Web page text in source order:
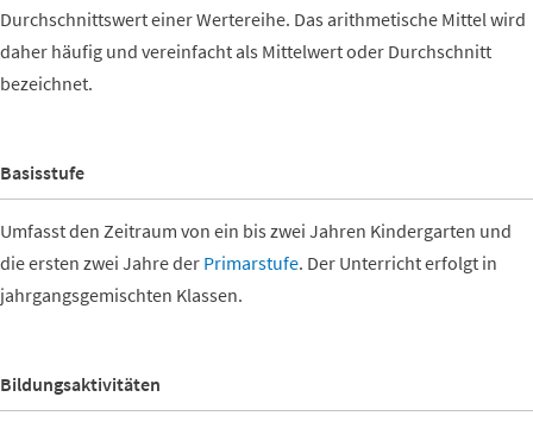
Durchschnittswert einer Wertereihe. Das arithmetische Mittel wird
daher häufig und vereinfacht als Mittelwert oder Durchschnitt
bezeichnet.
Basisstufe
Umfasst den Zeitraum von ein bis zwei Jahren Kindergarten und
die ersten zwei Jahre der Primarstufe. Der Unterricht erfolgt in
jahrgangsgemischten Klassen.
Bildungsaktivitäten